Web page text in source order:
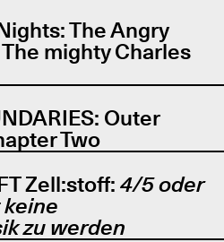
The Angry
The mighty Charles
Outer
Two
Zell:stoff: 4/5 oder
keine
zu werden